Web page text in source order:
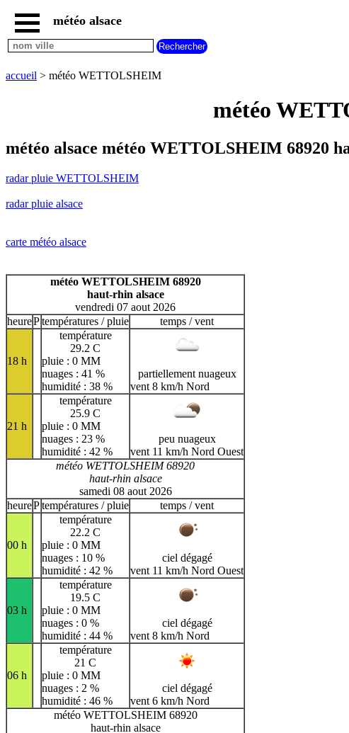
accueil
radar
WETTOLSHEIM
radar
pluie
carte
météo
france
villes
F
G
H
I J K L M
N
R S T
U
V
W X Y Z
météo alsace
accueil > météo WETTOLSHEIM
météo
météo alsace météo WETTOLSHEIM 68920
radar pluie WETTOLSHEIM
radar pluie alsace
carte météo alsace
météo WETTOLSHEIM 68920
haut-rhin alsace
vendredi 07 aout 2026
heurePtempératures / pluie temps / vent
18 h
température
29.2 C
pluie : 0 MM
nuages : 41 %
humidité : 38 %
partiellement nuageux
vent 8 km/h Nord
21 h
température
25.9 C
pluie : 0 MM
nuages : 23 %
humidité : 42 %
peu nuageux
vent 11 km/h Nord Ouest
météo WETTOLSHEIM 68920
haut-rhin alsace
samedi 08 aout 2026
heurePtempératures / pluie temps / vent
00 h
température
22.2 C
pluie : 0 MM
nuages : 10 %
humidité : 42 %
ciel dégagé
vent 11 km/h Nord Ouest
03 h
température
19.5 C
pluie : 0 MM
nuages : 0 %
humidité : 44 %
ciel dégagé
vent 8 km/h Nord
06 h
température
21 C
pluie : 0 MM
nuages : 2 %
humidité : 46 %
ciel dégagé
vent 6 km/h Nord
météo WETTOLSHEIM 68920
haut-rhin alsace